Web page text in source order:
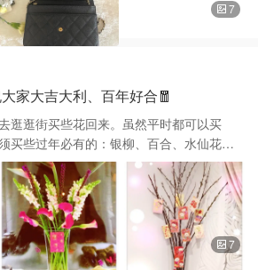
肩背穿，搭配裙装、裤装都可。（见图4
下一节套手里当手拿包用。（见图5） 总
时出街或者出去旅游都会带上这一个小
和支持。❤️❤️❤️
7
家大吉大利、百年好合🧧
逛逛街买些花回来。虽然平时都可以买
买些过年必有的：银柳、百合、水仙花
、剪好红包贴上起，寓意大吉大利、百年
阴处十到二十天左右，就可以看见银柳 出现
史，为传统观赏花卉，是中国十大名花之
7